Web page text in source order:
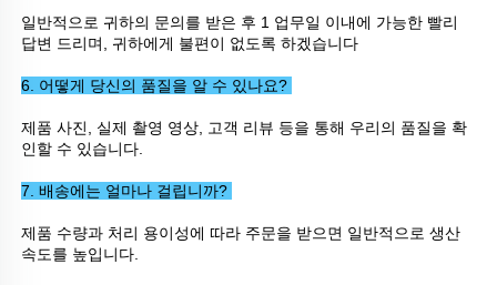
일반적으로 귀하의 문의를 받은 후 1 업무일 이내에 가능한 빨리
답변 드리며, 귀하에게 불편이 없도록 하겠습니다
6. 어떻게 당신의 품질을 알 수 있나요?
제품 사진, 실제 촬영 영상, 고객 리뷰 등을 통해 우리의 품질을 확
인할 수 있습니다.
7. 배송에는 얼마나 걸립니까?
제품 수량과 처리 용이성에 따라 주문을 받으면 일반적으로 생산
속도를 높입니다.